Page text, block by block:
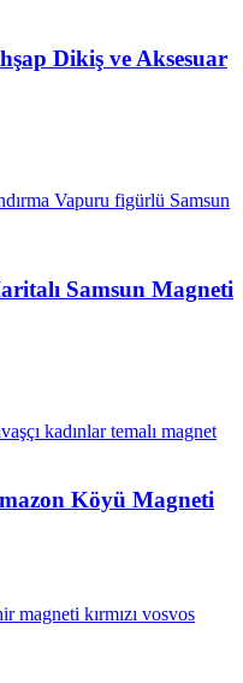
Dikiş ve Aksesuar
Samsun Magneti
Köyü Magneti